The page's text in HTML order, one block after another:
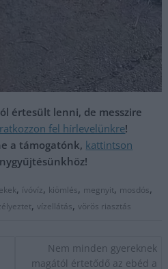
értesült lenni, de messzire
fel hírlevelünkre!
a támogatónk, kattintson
, ívóvíz, kiömlés, megnyit, mosdós,
,vízellátás,vörös riasztás
Nem minden gyereknek
magától értetődő az ebéd a